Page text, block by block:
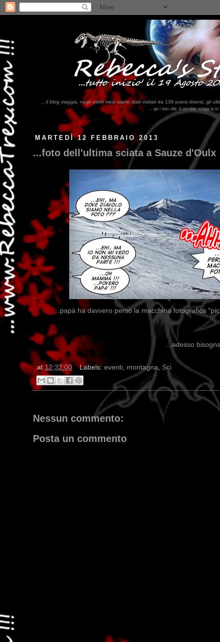
...il blog viaggia, negli ultimi mesi siamo stati visitati da 139 paesi diversi, gli
...qui trovate il nostro viaggio in MESSICO 2023...clikka qui !!!
MARTEDÌ 12 FEBBRAIO 2013
...foto dell'ultima sciata a Sauze d'Oulx
...papà ha davvero perso la macchina fotografica
...adesso
at 12:32:00 Labels:eventi, montagna, Sci
Nessun commento:
Posta un commento